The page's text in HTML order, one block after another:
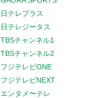
日テレプラス
日テレジータス
TBSチャンネル1
TBSチャンネル2
フジテレビONE
フジテレビNEXT
エンタメ〜テレ